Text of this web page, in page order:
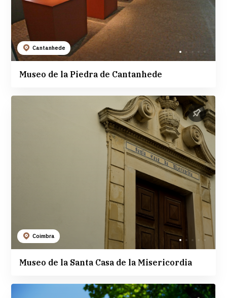
Cantanhede
Museo de la Piedra de Cantanhede
Coimbra
Museo de la Santa Casa de la Misericordia